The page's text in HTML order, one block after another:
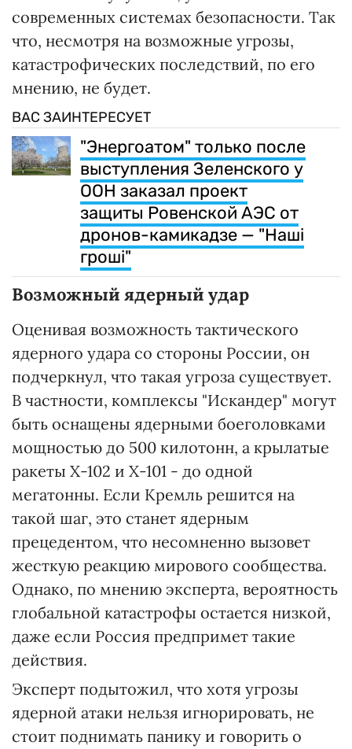
современных системах безопасности. Так
что, несмотря на возможные угрозы,
катастрофических последствий, по его
мнению, не будет.
ВАС ЗАИНТЕРЕСУЕТ
"Энергоатом" только после
выступления Зеленского у
ООН заказал проект
защиты Ровенской АЭС от
дронов-камикадзе — "Наші
гроші"
Возможный ядерный удар
Оценивая возможность тактического
ядерного удара со стороны России, он
подчеркнул, что такая угроза существует.
В частности, комплексы "Искандер" могут
быть оснащены ядерными боеголовками
мощностью до 500 килотонн, а крылатые
ракеты Х-102 и Х-101 - до одной
мегатонны. Если Кремль решится на
такой шаг, это станет ядерным
прецедентом, что несомненно вызовет
жесткую реакцию мирового сообщества.
Однако, по мнению эксперта, вероятность
глобальной катастрофы остается низкой,
даже если Россия предпримет такие
действия.
Эксперт подытожил, что хотя угрозы
ядерной атаки нельзя игнорировать, не
стоит поднимать панику и говорить о